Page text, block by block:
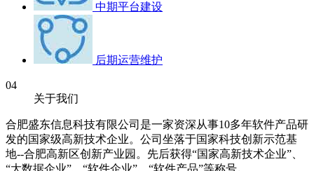
中期平台建设
后期运营维护
04
关于我们
合肥盛东信息科技有限公司是一家资深从事10多年软件产品研
发的国家级高新技术企业。公司坐落于国家科技创新示范基
地--合肥高新区创新产业园。先后获得“国家高新技术企业”、
“大数据企业”、“软件企业”、“软件产品”等称号。